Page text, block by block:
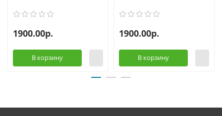
1900.00р.
В корзину
1900.00р.
В корзину